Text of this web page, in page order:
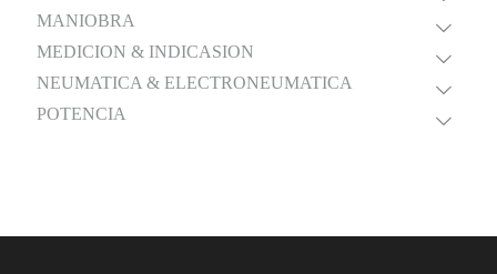
MANIOBRA
MEDICION & INDICASION
NEUMATICA & ELECTRONEUMATICA
POTENCIA